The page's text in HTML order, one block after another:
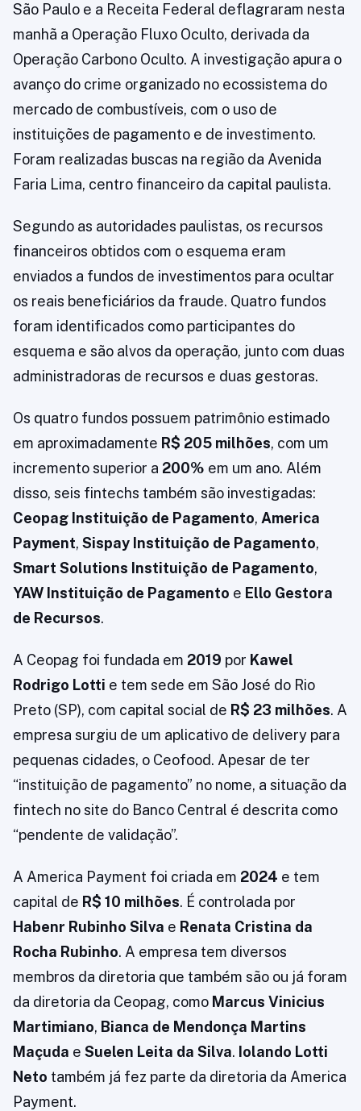
São Paulo e a Receita Federal deflagraram nesta
manhã a Operação Fluxo Oculto, derivada da
Operação Carbono Oculto. A investigação apura o
avanço do crime organizado no ecossistema do
mercado de combustíveis, com o uso de
instituições de pagamento e de investimento.
Foram realizadas buscas na região da Avenida
Faria Lima, centro financeiro da capital paulista.
Segundo as autoridades paulistas, os recursos
financeiros obtidos com o esquema eram
enviados a fundos de investimentos para ocultar
os reais beneficiários da fraude. Quatro fundos
foram identificados como participantes do
esquema e são alvos da operação, junto com duas
administradoras de recursos e duas gestoras.
Os quatro fundos possuem patrimônio estimado
em aproximadamente R$ 205 milhões, com um
incremento superior a 200% em um ano. Além
disso, seis fintechs também são investigadas:
Ceopag Instituição de Pagamento, America
Payment, Sispay Instituição de Pagamento,
Smart Solutions Instituição de Pagamento,
YAW Instituição de Pagamento e Ello Gestora
de Recursos.
A Ceopag foi fundada em 2019 por Kawel
Rodrigo Lotti e tem sede em São José do Rio
Preto (SP), com capital social de R$ 23 milhões. A
empresa surgiu de um aplicativo de delivery para
pequenas cidades, o Ceofood. Apesar de ter
“instituição de pagamento” no nome, a situação da
fintech no site do Banco Central é descrita como
“pendente de validação”.
A America Payment foi criada em 2024 e tem
capital de R$ 10 milhões. É controlada por
Habenr Rubinho Silva e Renata Cristina da
Rocha Rubinho. A empresa tem diversos
membros da diretoria que também são ou já foram
da diretoria da Ceopag, como Marcus Vinicius
Martimiano, Bianca de Mendonça Martins
Maçuda e Suelen Leita da Silva. Iolando Lotti
Neto também já fez parte da diretoria da America
Payment.